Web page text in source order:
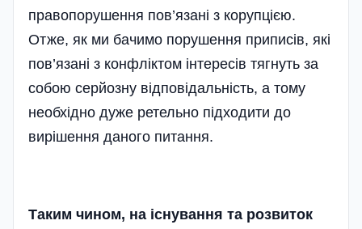
правопорушення пов’язані з корупцією.
Отже, як ми бачимо порушення приписів, які
пов’язані з конфліктом інтересів тягнуть за
собою серйозну відповідальність, а тому
необхідно дуже ретельно підходити до
вирішення даного питання.
Таким чином, на існування та розвиток